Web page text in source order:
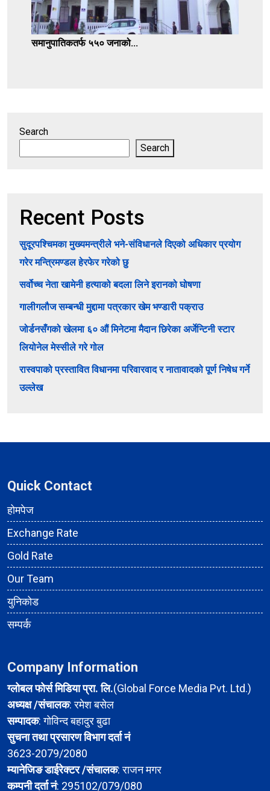
समानुपातिकतर्फ ५५० जनाको...
Search
Search
Recent Posts
सुदूरपश्चिमका मुख्यमन्त्रीले भने-संविधानले दिएको अधिकार प्रयोग
गरेर मन्त्रिमण्डल हेरफेर गरेको छु
सर्वोच्च नेता खामेनी हत्याको बदला लिने इरानको घोषणा
गालीगलौज सम्बन्धी मुद्दामा पत्रकार खेम भण्डारी पक्राउ
जोर्डनसँगको खेलमा ६० औं मिनेटमा मैदान छिरेका अर्जेन्टिनी स्टार
लियोनेल मेस्सीले गरे गोल
रास्वपाको प्रस्तावित विधानमा परिवारवाद र नातावादको पूर्ण निषेध गर्ने
उल्लेख
Quick Contact
होमपेज
Exchange Rate
Gold Rate
Our Team
युनिकोड
सम्पर्क
Company Information
ग्लोबल फोर्स मिडिया प्रा. लि.(Global Force Media Pvt. Ltd.)
अध्यक्ष /संचालक: रमेश बसेल
सम्पादक: गोविन्द बहादुर बुढा
सुचना तथा प्रसारण विभाग दर्ता नं
3623-2079/2080
म्यानेजिङ डाईरेक्टर /संचालक: राजन मगर
कम्पनी दर्ता नं: 295102/079/080